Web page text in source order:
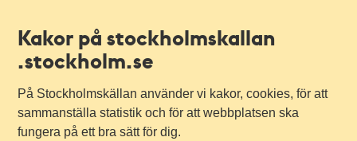
Kakor på stockholmskallan
.stockholm.se
På Stockholmskällan använder vi kakor, cookies, för att
sammanställa statistik och för att webbplatsen ska
fungera på ett bra sätt för dig.